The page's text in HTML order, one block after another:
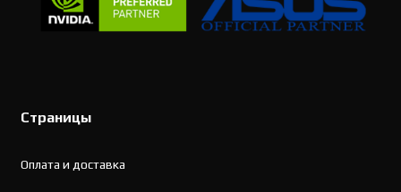
Страницы
Оплата и доставка